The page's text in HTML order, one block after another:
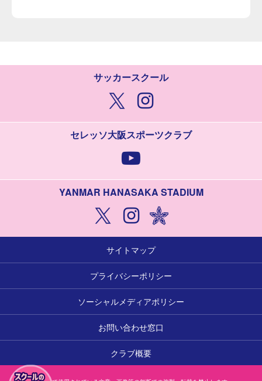
サッカースクール
セレッソ大阪スポーツクラブ
YANMAR HANASAKA STADIUM
サイトマップ
プライバシーポリシー
ソーシャルメディアポリシー
お問い合わせ窓口
クラブ概要